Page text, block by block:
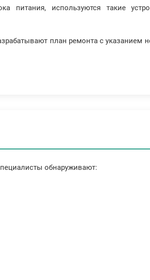
питания, используются такие
план ремонта с указанием
обнаруживают: